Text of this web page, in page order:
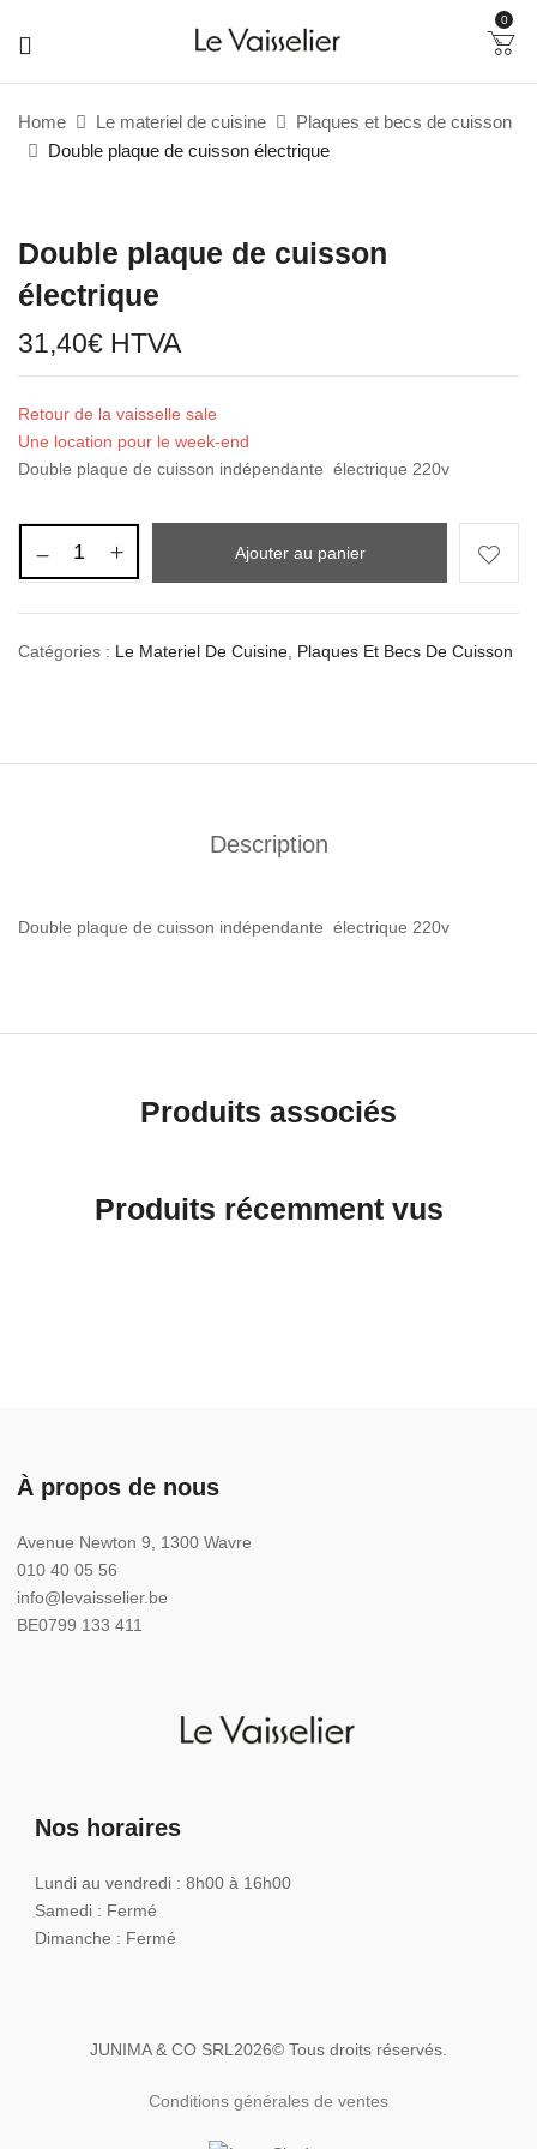
0
Home Le materiel de cuisine
Plaques et becs de cuisson
Double plaque de cuisson électrique
Double plaque de cuisson
électrique
31,40€ HTVA
Retour de la vaisselle sale
Une location pour le week-end
Double plaque de cuisson indépendante électrique 220v
Ajouter au panier
Catégories : Le Materiel De Cuisine, Plaques Et Becs De Cuisson
Description
Double plaque de cuisson indépendante électrique 220v
Produits associés
Produits récemment vus
À propos de nous
Avenue Newton 9, 1300 Wavre
010 40 05 56
info@levaisselier.be
BE0799 133 411
Nos horaires
Lundi au vendredi : 8h00 à 16h00
Samedi : Fermé
Dimanche : Fermé
JUNIMA & CO SRL2026© Tous droits réservés.
Conditions générales de ventes